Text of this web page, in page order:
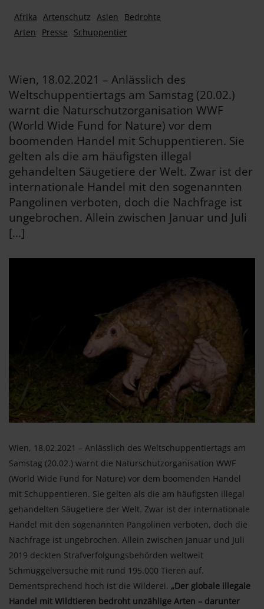
Afrika Artenschutz Asien
Bedrohte
Arten
Presse Schuppentier
Wien, 18.02.2021 – Anlässlich des
Weltschuppentiertags am Samstag (20.02.)
warnt die Naturschutzorganisation WWF
(World Wide Fund for Nature) vor dem
boomenden Handel mit Schuppentieren. Sie
gelten als die am häufigsten illegal
gehandelten Säugetiere der Welt. Zwar ist der
internationale Handel mit den sogenannten
Pangolinen verboten, doch die Nachfrage ist
ungebrochen. Allein zwischen Januar und Juli
[…]
Wien, 18.02.2021 – Anlässlich des Weltschuppentiertags am
Samstag (20.02.) warnt die Naturschutzorganisation WWF
(World Wide Fund for Nature) vor dem boomenden Handel
mit Schuppentieren. Sie gelten als die am häufigsten illegal
gehandelten Säugetiere der Welt. Zwar ist der internationale
Handel mit den sogenannten Pangolinen verboten, doch die
Nachfrage ist ungebrochen. Allein zwischen Januar und Juli
2019 deckten Strafverfolgungsbehörden weltweit
Schmuggelversuche mit rund 195.000 Tieren auf.
Dementsprechend hoch ist die Wilderei. „Der globale illegale
Handel mit Wildtieren bedroht unzählige Arten – darunter